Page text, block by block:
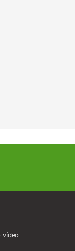
vídeo